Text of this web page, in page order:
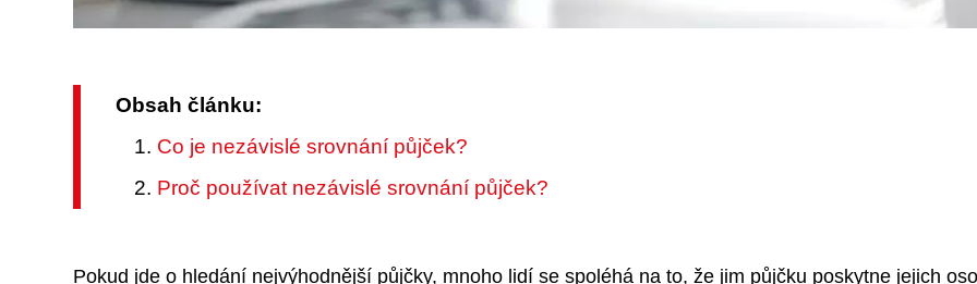
Obsah článku:
Co je nezávislé srovnání půjček?
Proč používat nezávislé srovnání půjček?
Pokud jde o hledání nejvýhodnější půjčky, mnoho lidí se spoléhá na to, že jim půjčku poskytne jejich